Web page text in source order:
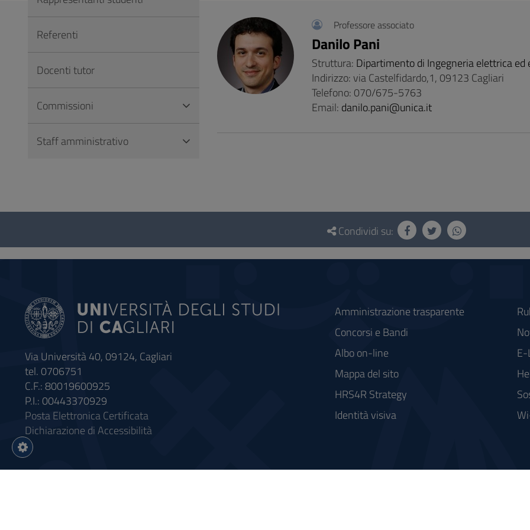
Footer
Professore associato
Danilo Pani
Struttura: Dipartimento di Ingegneria elettrica ed
Indirizzo: via Castelfidardo,1, 09123 Cagliari
Telefono: 070/675-5763
Email: danilo.pani@unica.it
Referenti
Docenti tutor
Commissioni
Staff amministrativo
Questionario
social
Condividi su:
Via Università 40, 09124, Cagliari
tel. 0706751
C.F.: 80019600925
P.I.: 00443370929
Posta Elettronica Certificata
Dichiarazione di Accessibilità
Amministrazione trasparente
Concorsi e Bandi
Albo on-line
Mappa del sito
HRS4R Strategy
Identità visiva
Impostazioni
cookie